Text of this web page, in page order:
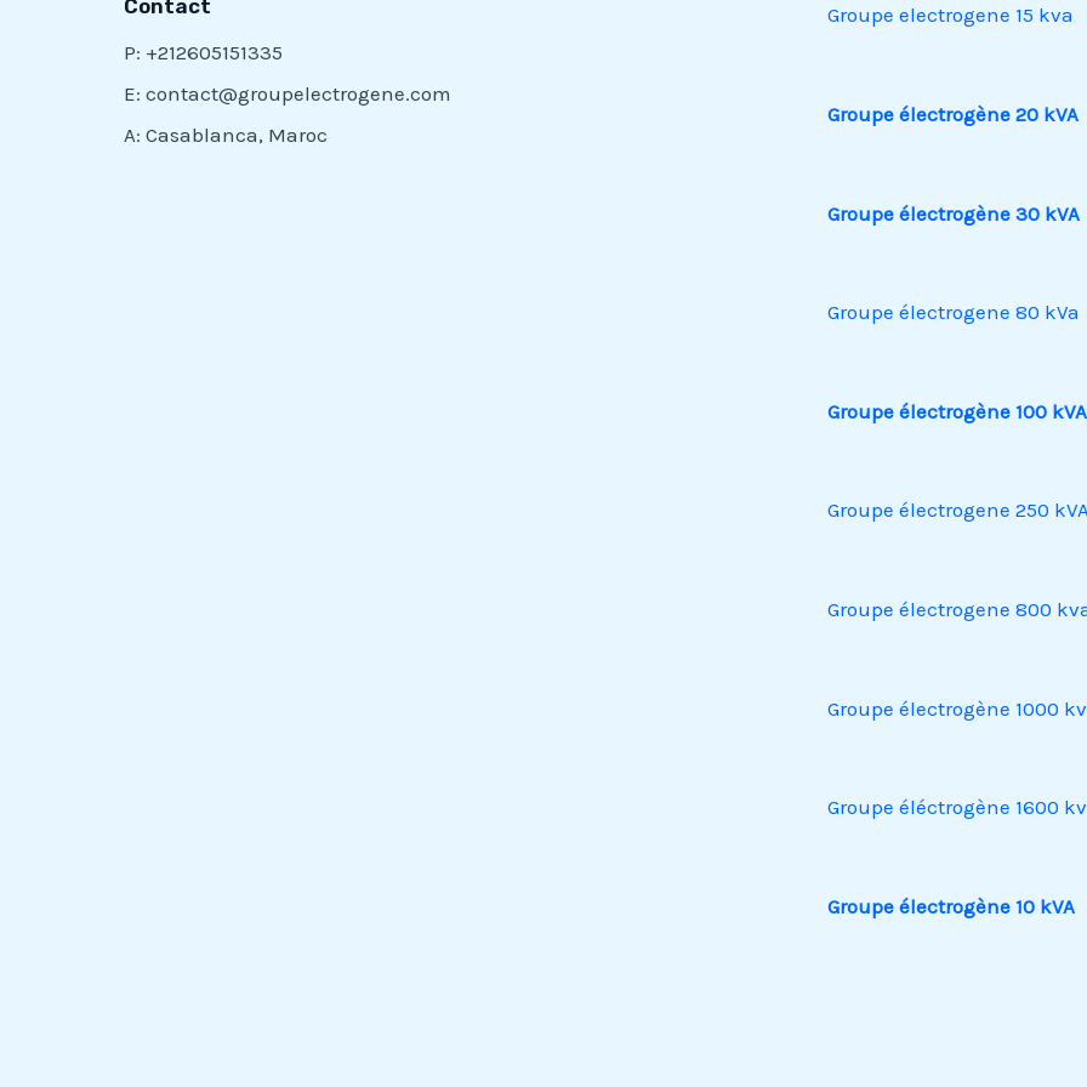
Contact
P: +212605151335
E: contact@groupelectrogene.com
A: Casablanca, Maroc
Groupe electrogene 15 kva
Groupe électrogène 20 kVA
Groupe électrogène 30 kVA
Groupe électrogene 80 kVa
Groupe électrogène 100 kVA
Groupe électrogene 250
Groupe électrogene 800
Groupe électrogène 1000
Groupe éléctrogène 1600
Groupe électrogène 10 kVA